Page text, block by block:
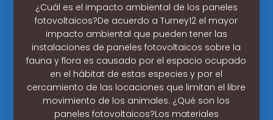
¿Cuál es el impacto ambiental de los paneles
fotovoltaicos?De acuerdo a Turney12 el mayor
impacto ambiental que pueden tener las
instalaciones de paneles fotovoltaicos sobre la
fauna y flora es causado por el espacio ocupado
en el hábitat de estas especies y por el
cercamiento de las locaciones que limitan el libre
movimiento de los animales. ¿Qué son los
paneles fotovoltaicos?Los materiales